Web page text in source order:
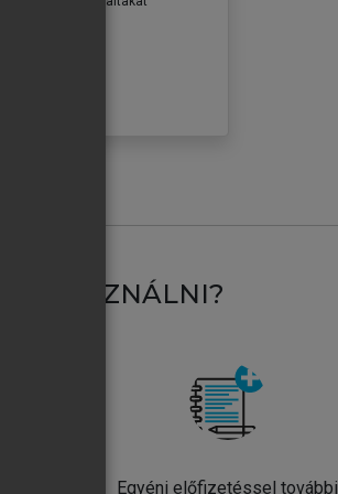
HASZNÁLNI?
Egyéni előfizetéssel további